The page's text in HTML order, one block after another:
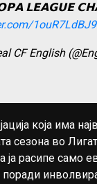
𝗟𝗘𝗔𝗚𝗨𝗘
1ouR7LdBJ9
CF English
која има
сезона во
расипе само
поради